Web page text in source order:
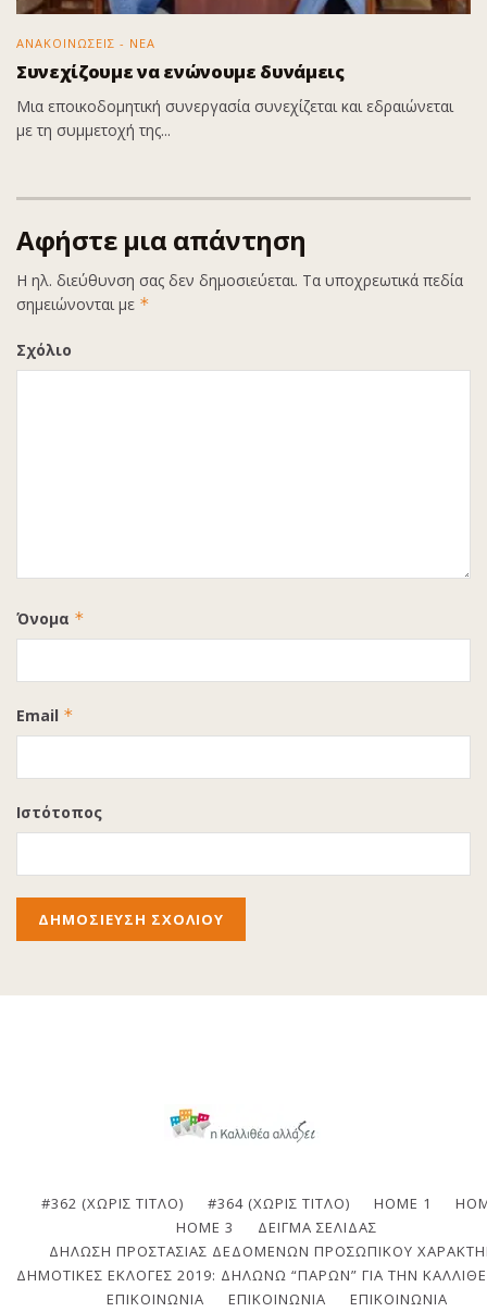
ΑΝΑΚΟΙΝΩΣΕΙΣ - ΝΕΑ
Συνεχίζουμε να ενώνουμε δυνάμεις
Μια εποικοδομητική συνεργασία συνεχίζεται και εδραιώνεται
με τη συμμετοχή της...
Αφήστε μια απάντηση
Η ηλ. διεύθυνση σας δεν δημοσιεύεται. Τα υποχρεωτικά πεδία
σημειώνονται με *
Σχόλιο
Όνομα *
Email *
Ιστότοπος
#362 (ΧΩΡΊΣ ΤΊΤΛΟ) #364 (ΧΩΡΊΣ ΤΊΤΛΟ) HOME 1
HOME 3
ΔΕΊΓΜΑ ΣΕΛΊΔΑΣ
ΔΉΛΩΣΗ ΠΡΟΣΤΑΣΊΑΣ ΔΕΔΟΜΈΝΩΝ ΠΡΟΣΩΠΙΚΟΎ
ΔΗΜΟΤΙΚΈΣ ΕΚΛΟΓΈΣ 2019: ΔΗΛΏΝΩ “ΠΑΡΏΝ” ΓΙΑ ΤΗΝ
ΕΠΙΚΟΙΝΩΝΙΑ
ΕΠΙΚΟΙΝΩΝΊΑ ΕΠΙΚΟΙΝΩΝΊΑ